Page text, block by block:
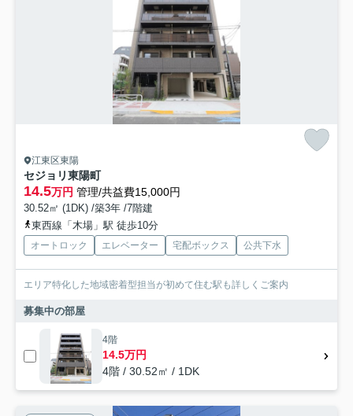
江東区東陽
セジョリ東陽町
14.5万円 管理/共益費15,000円
30.52㎡ (1DK) /築3年 /7階建
東西線「木場」駅 徒歩10分
オートロック エレベーター 宅配ボックス 公共下水
エリア特化した地域密着型担当が初めて住む駅も詳しくご案内
募集中の部屋
4階
14.5万円
4階 / 30.52㎡ / 1DK